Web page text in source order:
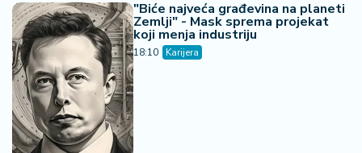
"Biće najveća građevina na planeti
Zemlji" - Mask sprema projekat
koji menja industriju
18:10 Karijera